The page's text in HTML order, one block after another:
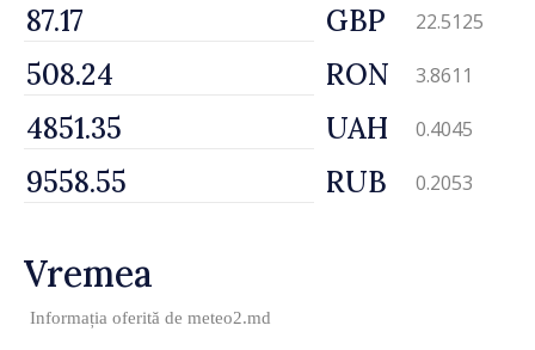
GBP 22.5125
RON 3.8611
UAH 0.4045
RUB 0.2053
Vremea
Informația oferită de meteo2.md